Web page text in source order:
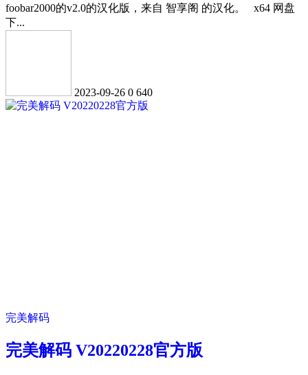
foobar2000的v2.0的汉化版，来自 智享阁 的汉化。 x64 网盘
下...
2023-09-26 0 640
完美解码
完美解码 V20220228官方版